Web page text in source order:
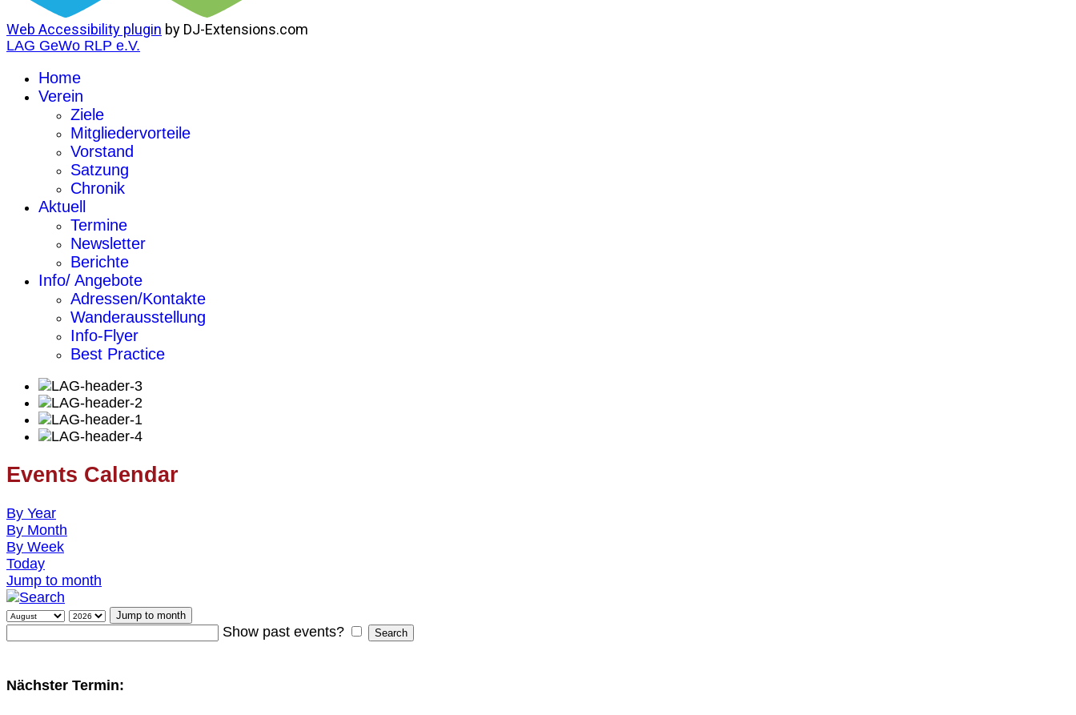
Web Accessibility plugin by DJ-Extensions.com
LAG GeWo RLP e.V.
Home
Verein
Ziele
Mitgliedervorteile
Vorstand
Satzung
Chronik
Aktuell
Termine
Newsletter
Berichte
Info/ Angebote
Adressen/Kontakte
Wanderausstellung
Info-Flyer
Best Practice
Events Calendar
By Year
By Month
By Week
Today
Jump to month
Jump to month
Show past events?
Nächster Termin: